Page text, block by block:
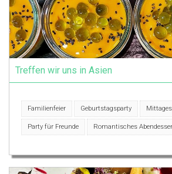
Treffen wir uns in Asien
Familienfeier Geburtstagsparty
Party für Freunde Romantisches